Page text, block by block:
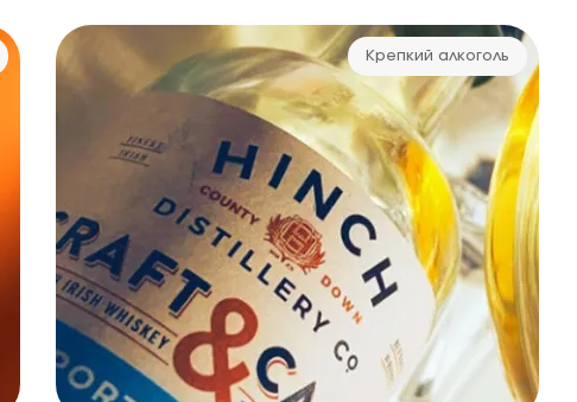
Крепкий алкоголь